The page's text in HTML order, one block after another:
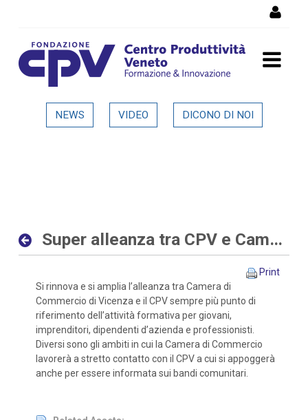
Super alleanza tra CPV e
NEWS VIDEO DICONO DI NOI
Super alleanza tra CPV e Camera di Commercio di Vicenza
Print
Si rinnova e si amplia l’alleanza tra Camera di
Commercio di Vicenza e il CPV sempre più punto di
riferimento dell’attività formativa per giovani,
imprenditori, dipendenti d’azienda e professionisti.
Diversi sono gli ambiti in cui la Camera di Commercio
lavorerà a stretto contatto con il CPV a cui si appoggerà
anche per essere informata sui bandi comunitari.